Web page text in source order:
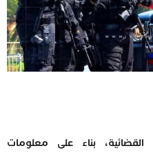
بناء على معلومات